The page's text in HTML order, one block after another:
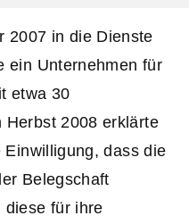
2007 in die Dienste
ein Unternehmen für
etwa 30
Herbst 2008 erklärte
dass die
Belegschaft
diese für ihre